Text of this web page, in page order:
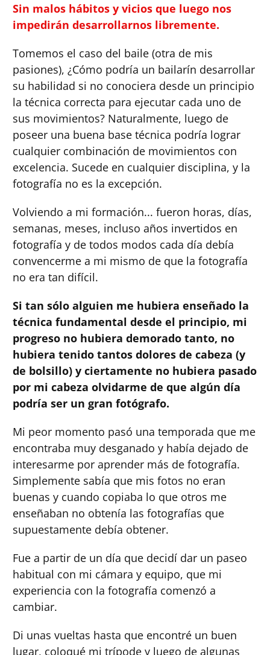
Sin malos hábitos y vicios que luego nos
impedirán desarrollarnos libremente.
Tomemos el caso del baile (otra de mis
pasiones), ¿Cómo podría un bailarín desarrollar
su habilidad si no conociera desde un principio
la técnica correcta para ejecutar cada uno de
sus movimientos? Naturalmente, luego de
poseer una buena base técnica podría lograr
cualquier combinación de movimientos con
excelencia. Sucede en cualquier disciplina, y la
fotografía no es la excepción.
Volviendo a mi formación... fueron horas, días,
semanas, meses, incluso años invertidos en
fotografía y de todos modos cada día debía
convencerme a mi mismo de que la fotografía
no era tan difícil.
Si tan sólo alguien me hubiera enseñado la
técnica fundamental desde el principio, mi
progreso no hubiera demorado tanto, no
hubiera tenido tantos dolores de cabeza (y
de bolsillo) y ciertamente no hubiera pasado
por mi cabeza olvidarme de que algún día
podría ser un gran fotógrafo.
Mi peor momento pasó una temporada que me
encontraba muy desganado y había dejado de
interesarme por aprender más de fotografía.
Simplemente sabía que mis fotos no eran
buenas y cuando copiaba lo que otros me
enseñaban no obtenía las fotografías que
supuestamente debía obtener.
Fue a partir de un día que decidí dar un paseo
habitual con mi cámara y equipo, que mi
experiencia con la fotografía comenzó a
cambiar.
Di unas vueltas hasta que encontré un buen
lugar, coloqué mi trípode y luego de algunas